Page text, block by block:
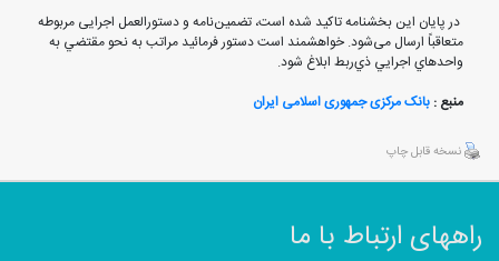
در پایان این بخشنامه تاکید شده است، تضمین‌نامه و دستورالعمل اجرایی مربوطه
متعاقباً ارسال می‌شود. خواهشمند است دستور فرمائيد مراتب به نحو مقتضي به
واحدهاي اجرايي ذي‌ربط ابلاغ شود.‏‏‏‏‏‏
منبع : بانک مرکزی جمهوری اسلامی ایران
نسخه قابل چاپ
راههای ارتباط با ما